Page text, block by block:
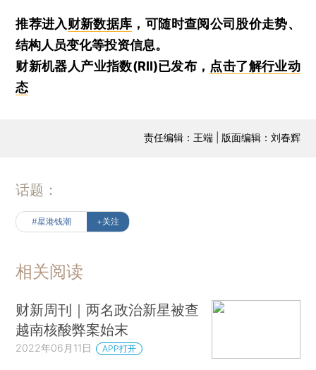
推荐进入财新数据库 ，可随时查阅公司股价走势、
结构人员变化等投资信息。
财新机器人产业指数(RII)已发布， 点击了解行业动
态
责任编辑：王端 | 版面编辑：刘春辉
话题：
#星港钱潮 +关注
相关阅读
财新周刊｜两名政治新星被查
越南核酸弊案始末
2022年06月11日 APP打开